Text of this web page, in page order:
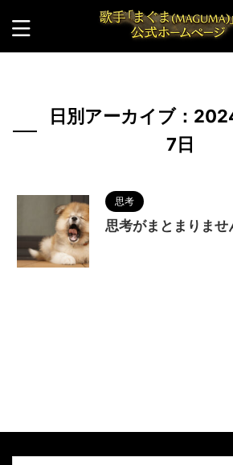
日別アーカイブ：
7日
思考
思考がまとまりませ